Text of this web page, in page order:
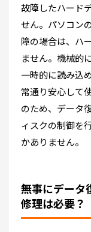
故障したハード
せん。パソコン
障の場合は、ハ
ません。機械的
一時的に読み込
常通り安心して
のため、データ
ィスクの制御を
かありません。
無事にデータ
修理は必要？